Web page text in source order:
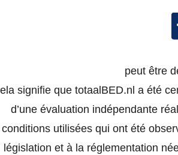
peut être
signifie que totaalBED.nl a été
d’une évaluation indépendante
conditions utilisées qui ont été
législation et à la réglementation